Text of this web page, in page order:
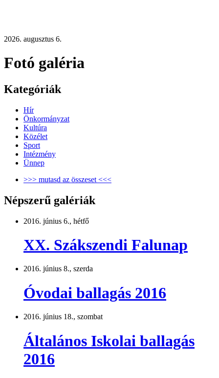
2026. augusztus 6.
Fotó galéria
Kategóriák
Hír
Önkormányzat
Kultúra
Közélet
Sport
Intézmény
Ünnep
>>> mutasd az összeset <<<
Népszerű galériák
2016. június 6., hétfő
XX. Szákszendi Falunap
2016. június 8., szerda
Óvodai ballagás 2016
2016. június 18., szombat
Általános Iskolai ballagás
2016